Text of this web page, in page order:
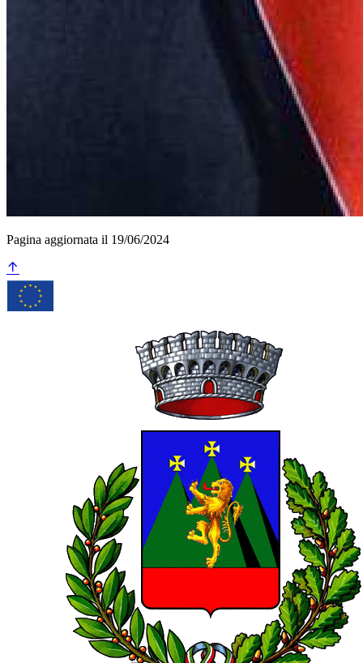
Pagina aggiornata il 19/06/2024